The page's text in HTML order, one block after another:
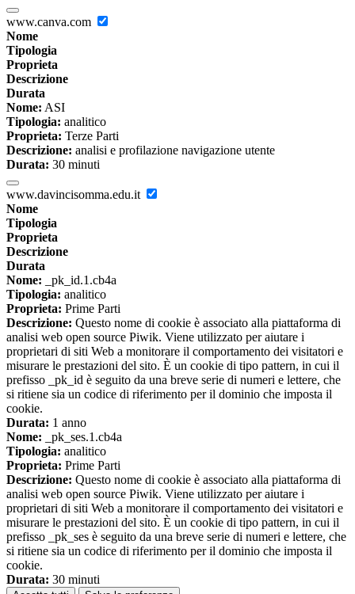
www.canva.com
Nome
Tipologia
Proprieta
Descrizione
Durata
Nome: ASI
Tipologia: analitico
Proprieta: Terze Parti
Descrizione: analisi e profilazione navigazione utente
Durata: 30 minuti
www.davincisomma.edu.it
Nome
Tipologia
Proprieta
Descrizione
Durata
Nome: _pk_id.1.cb4a
Tipologia: analitico
Proprieta: Prime Parti
Descrizione: Questo nome di cookie è associato alla piattaforma di
analisi web open source Piwik. Viene utilizzato per aiutare i
proprietari di siti Web a monitorare il comportamento dei visitatori e
misurare le prestazioni del sito. È un cookie di tipo pattern, in cui il
prefisso _pk_id è seguito da una breve serie di numeri e lettere, che
si ritiene sia un codice di riferimento per il dominio che imposta il
cookie.
Durata: 1 anno
Nome: _pk_ses.1.cb4a
Tipologia: analitico
Proprieta: Prime Parti
Descrizione: Questo nome di cookie è associato alla piattaforma di
analisi web open source Piwik. Viene utilizzato per aiutare i
proprietari di siti Web a monitorare il comportamento dei visitatori e
misurare le prestazioni del sito. È un cookie di tipo pattern, in cui il
prefisso _pk_ses è seguito da una breve serie di numeri e lettere, che
si ritiene sia un codice di riferimento per il dominio che imposta il
cookie.
Durata: 30 minuti